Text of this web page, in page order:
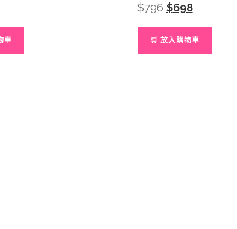
車
$796 Original
price
$698Current
price
🛒 放入購物車